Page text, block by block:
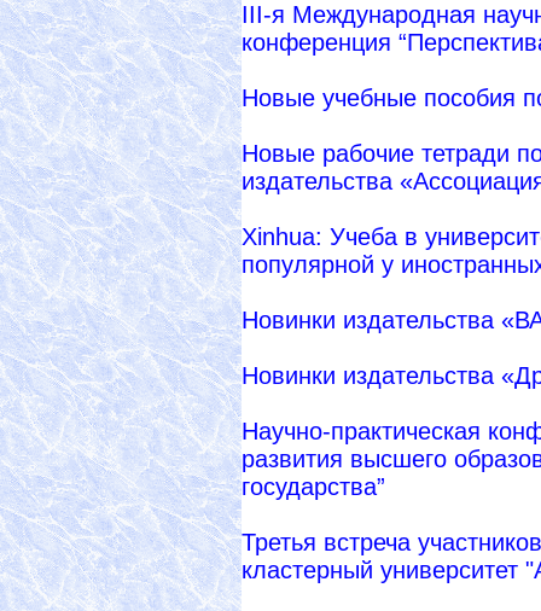
III-я Международная
конференция
Новые учебные пособия
Новые рабочие тетради
издательства
Xinhua: Учеба в
популярной у
Новинки издательства
Новинки издательства
Научно-практическая
развития высшего
государства”
Третья встреча
кластерный университет